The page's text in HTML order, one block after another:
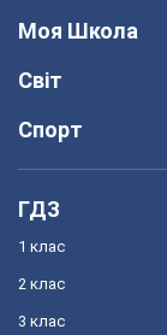
Моя Школа
Світ
Спорт
ГДЗ
1 клас
2 клас
3 клас